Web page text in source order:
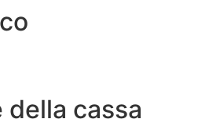
della cassa